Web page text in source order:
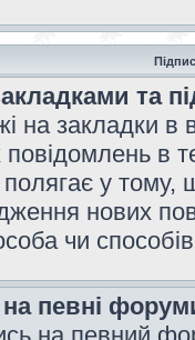
та
на закладки
в
полягає у
нових
чи
на певні